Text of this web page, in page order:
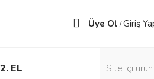
Üye Ol /Giriş
2. EL